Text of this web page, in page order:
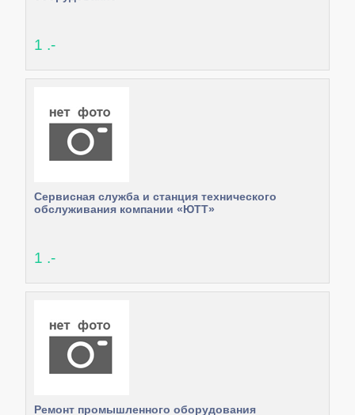
1 .-
Сервисная служба и станция технического
обслуживания компании «ЮТТ»
1 .-
Ремонт промышленного оборудования